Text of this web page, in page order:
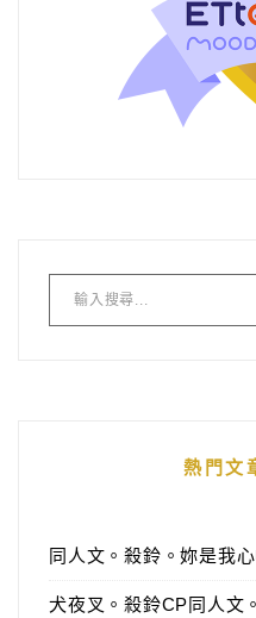
熱門文
同人文。殺鈴。妳是我
犬夜叉。殺鈴CP同人文